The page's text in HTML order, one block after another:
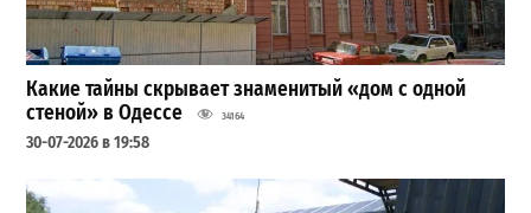
Какие тайны скрывает знаменитый «дом с одной
стеной» в Одессе
34164
30-07-2026 в 19:58